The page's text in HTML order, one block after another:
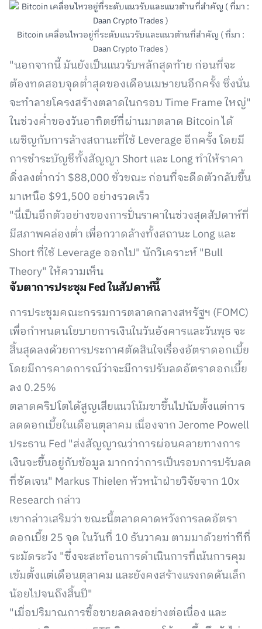
Bitcoin เคลื่อนไหวอยู่ที่ระดับแนวรับและแนวต้านที่สำคัญ ( ที่มา :
Daan Crypto Trades )
"นอกจากนี้ มันยังเป็นแนวรับหลักสุดท้าย ก่อนที่จะ
ต้องทดสอบจุดต่ำสุดของเดือนเมษายนอีกครั้ง ซึ่งนั่น
จะทำลายโครงสร้างตลาดในกรอบ Time Frame ใหญ่"
ในช่วงค่ำของวันอาทิตย์ที่ผ่านมาตลาด Bitcoin ได้
เผชิญกับการล้างสถานะที่ใช้ Leverage อีกครั้ง โดยมี
การชำระบัญชีทั้งสัญญา Short และ Long ทำให้ราคา
ดิ่งลงต่ำกว่า $88,000 ชั่วขณะ ก่อนที่จะดีดตัวกลับขึ้น
มาเหนือ $91,500 อย่างรวดเร็ว
"นี่เป็นอีกตัวอย่างของการปั่นราคาในช่วงสุดสัปดาห์ที่
มีสภาพคล่องต่ำ เพื่อกวาดล้างทั้งสถานะ Long และ
Short ที่ใช้ Leverage ออกไป" นักวิเคราะห์ "Bull
Theory" ให้ความเห็น
จับตาการประชุม Fed ในสัปดาห์นี้
การประชุมคณะกรรมการตลาดกลางสหรัฐฯ (FOMC)
เพื่อกำหนดนโยบายการเงินในวันอังคารและวันพุธ จะ
สิ้นสุดลงด้วยการประกาศตัดสินใจเรื่องอัตราดอกเบี้ย
โดยมีการคาดการณ์ว่าจะมีการปรับลดอัตราดอกเบี้ย
ลง 0.25%
ตลาดคริปโตได้สูญเสียแนวโน้มขาขึ้นไปนับตั้งแต่การ
ลดดอกเบี้ยในเดือนตุลาคม เนื่องจาก Jerome Powell
ประธาน Fed "ส่งสัญญาณว่าการผ่อนคลายทางการ
เงินจะขึ้นอยู่กับข้อมูล มากกว่าการเป็นรอบการปรับลด
ที่ชัดเจน" Markus Thielen หัวหน้าฝ่ายวิจัยจาก 10x
Research กล่าว
เขากล่าวเสริมว่า ขณะนี้ตลาดคาดหวังการลดอัตรา
ดอกเบี้ย 25 จุด ในวันที่ 10 ธันวาคม ตามมาด้วยท่าทีที่
ระมัดระวัง "ซึ่งจะสะท้อนการดำเนินการที่เน้นการคุม
เข้มตั้งแต่เดือนตุลาคม และยังคงสร้างแรงกดดันเล็ก
น้อยไปจนถึงสิ้นปี"
"เมื่อปริมาณการซื้อขายลดลงอย่างต่อเนื่อง และ